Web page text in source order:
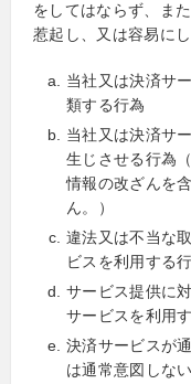
をしてはならず、ま
惹起し、又は容易に
当社又は決済サ
類する行為
当社又は決済サ
生じさせる行為
情報の改ざんを
ん。）
違法又は不当な
ビスを利用する
サービス提供に
サービスを利用
決済サービスが
は通常意図しな